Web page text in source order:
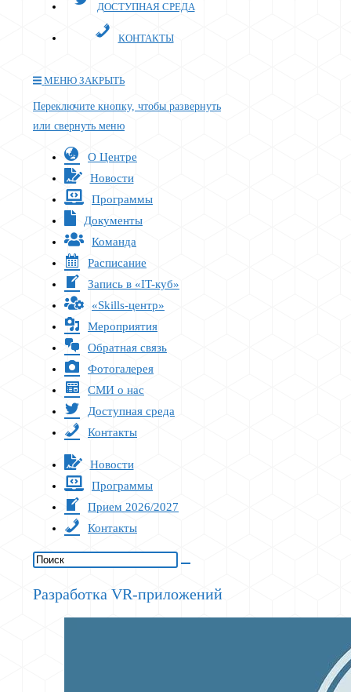
ДОСТУПНАЯ СРЕДА
КОНТАКТЫ
МЕНЮ ЗАКРЫТЬ
Переключите кнопку, чтобы развернуть
или свернуть меню
О Центре
Новости
Программы
Документы
Команда
Расписание
Запись в «IT-куб»
«Skills-центр»
Мероприятия
Обратная связь
Фотогалерея
СМИ о нас
Доступная среда
Контакты
Новости
Программы
Прием 2026/2027
Контакты
Разработка VR-приложений